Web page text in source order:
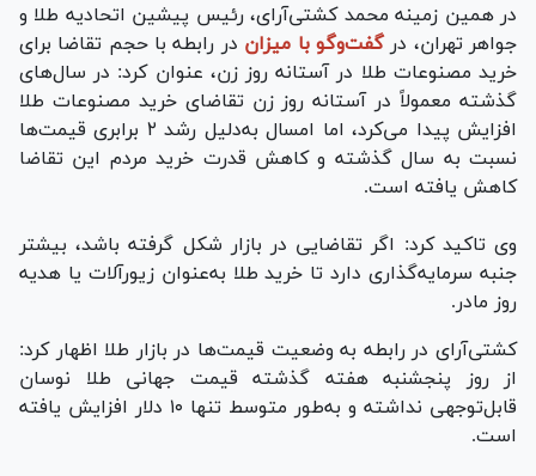
در همین زمینه محمد کشتی‌آرای، رئیس پیشین اتحادیه طلا و
جواهر تهران، درگفت‌و‌گو با میزان در رابطه با حجم تقاضا برای
خرید مصنوعات طلا در آستانه روز زن، عنوان کرد: در سال‌های
گذشته معمولاً در آستانه روز زن تقاضای خرید مصنوعات طلا
افزایش پیدا می‌کرد، اما امسال به‌دلیل رشد ۲ برابری قیمت‌ها
نسبت به سال گذشته و کاهش قدرت خرید مردم این تقاضا
کاهش یافته است.
وی تاکید کرد: اگر تقاضایی در بازار شکل گرفته باشد، بیشتر
جنبه سرمایه‌گذاری دارد تا خرید طلا به‌عنوان زیورآلات یا هدیه
روز مادر.
کشتی‌آرای در رابطه به وضعیت قیمت‌ها در بازار طلا اظهار کرد:
از روز پنجشنبه هفته گذشته قیمت جهانی طلا نوسان
قابل‌توجهی نداشته و به‌طور متوسط تنها ۱۰ دلار افزایش یافته
است.